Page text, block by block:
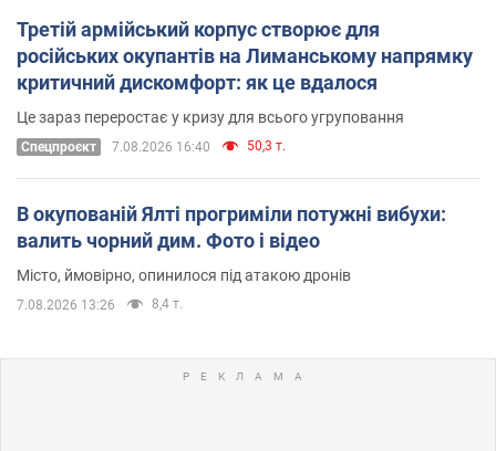
Третій армійський корпус створює для
російських окупантів на Лиманському напрямку
критичний дискомфорт: як це вдалося
Це зараз переростає у кризу для всього угруповання
Cпецпроєкт 7.08.2026 16:40 50,3 т.
В окупованій Ялті прогриміли потужні вибухи:
валить чорний дим. Фото і відео
Місто, ймовірно, опинилося під атакою дронів
7.08.2026 13:26 8,4 т.